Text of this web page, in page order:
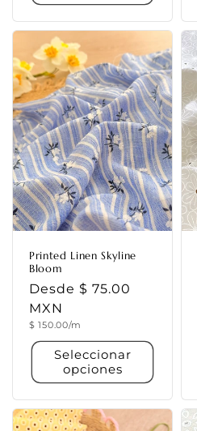
Printed Linen Skyline
Bloom
Precio
habitual
Desde $ 75.00
MXN
Precio
$ 150.00/m
Seleccionar
opciones